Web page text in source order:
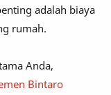
adalah biaya
rumah.
Anda,
Bintaro